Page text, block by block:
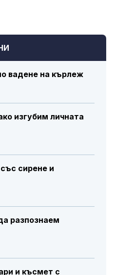
вадене на кърлеж
изгубим личната
сирене и
разпознаем
и късмет с